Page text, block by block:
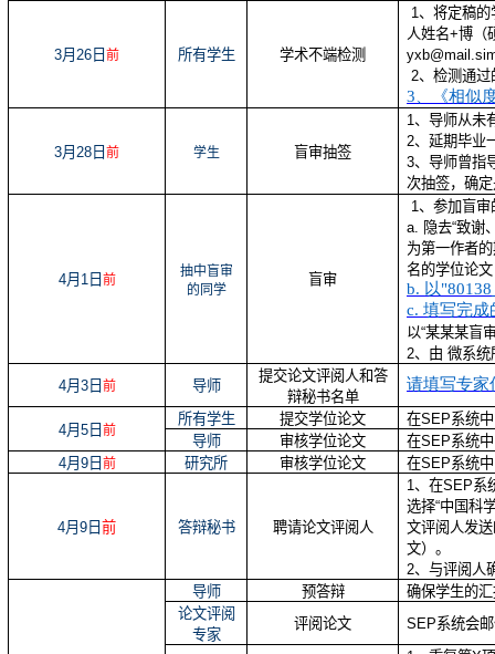
3月 26 日 前 所有学生 学术不端检测
1、将定稿
人姓名+博（
2、检测通
3 、《相似
3月 28 日 前 学生 盲审抽签
1、导师从未
2、延期毕业
3、导师曾指
次抽签，确
4月 1日 前
抽中盲审
的同学
盲审
1、参加盲
a. 隐去“致谢
为第一作者
名的学位论
b. 以
c.填写完成
以“某某某盲
2、由 微系
4月 3日 前 导师
提交论文评阅人和答
辩秘书名单
请填写专家
4月 5日 前
所有学生 提交学位论文 在SEP系统
导师
审核学位论文 在SEP系统
4月 9日 前 研究所 审核学位论文 在SEP系统
4月 9 日 前 答辩秘书 聘请论文评阅人
1、在SEP系
选择“中国科
文评阅人发
文）。
2、与评阅人
导师 预答辩
确保学生的
论文评阅
专家
评阅论文 SEP系统会